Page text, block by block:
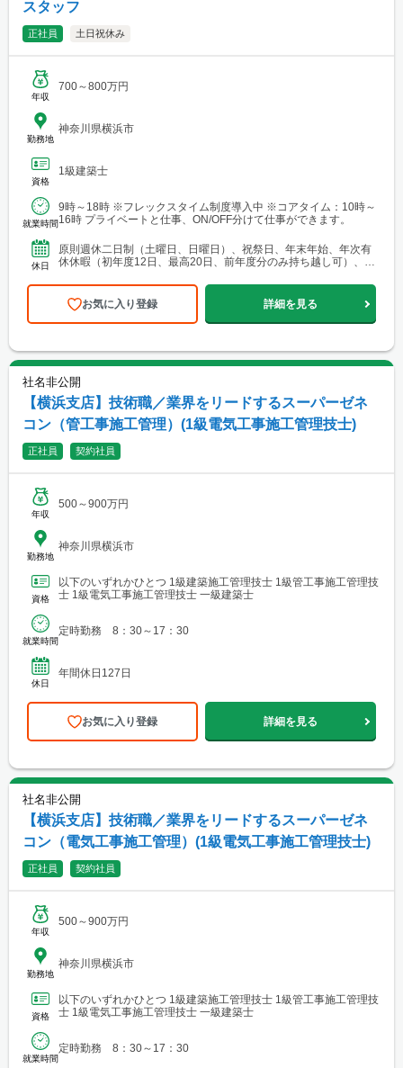
スタッフ
正社員 土日祝休み
年収
700～800万円
勤務地
神奈川県横浜市
資格
1級建築士
就業時間
9時～18時 ※フレックスタイム制度導入中 ※コアタイム：10時～
16時 プライベートと仕事、ON/OFF分けて仕事ができます。
休日
原則週休二日制（土曜日、日曜日）、祝祭日、年末年始、年次有
休休暇（初年度12日、最高20日、前年度分のみ持ち越し可）、慶
お気に入り登録 詳細を見る
社名非公開
【横浜支店】技術職／業界をリードするスーパーゼネ
コン（管工事施工管理）(1級電気工事施工管理技士)
正社員 契約社員
年収
500～900万円
勤務地
神奈川県横浜市
資格
以下のいずれかひとつ 1級建築施工管理技士 1級管工事施工管理技
士 1級電気工事施工管理技士 一級建築士
就業時間
定時勤務 8：30～17：30
休日
年間休日127日
お気に入り登録 詳細を見る
社名非公開
【横浜支店】技術職／業界をリードするスーパーゼネ
コン（電気工事施工管理）(1級電気工事施工管理技士)
正社員 契約社員
年収
500～900万円
勤務地
神奈川県横浜市
資格
以下のいずれかひとつ 1級建築施工管理技士 1級管工事施工管理技
士 1級電気工事施工管理技士 一級建築士
就業時間
定時勤務 8：30～17：30